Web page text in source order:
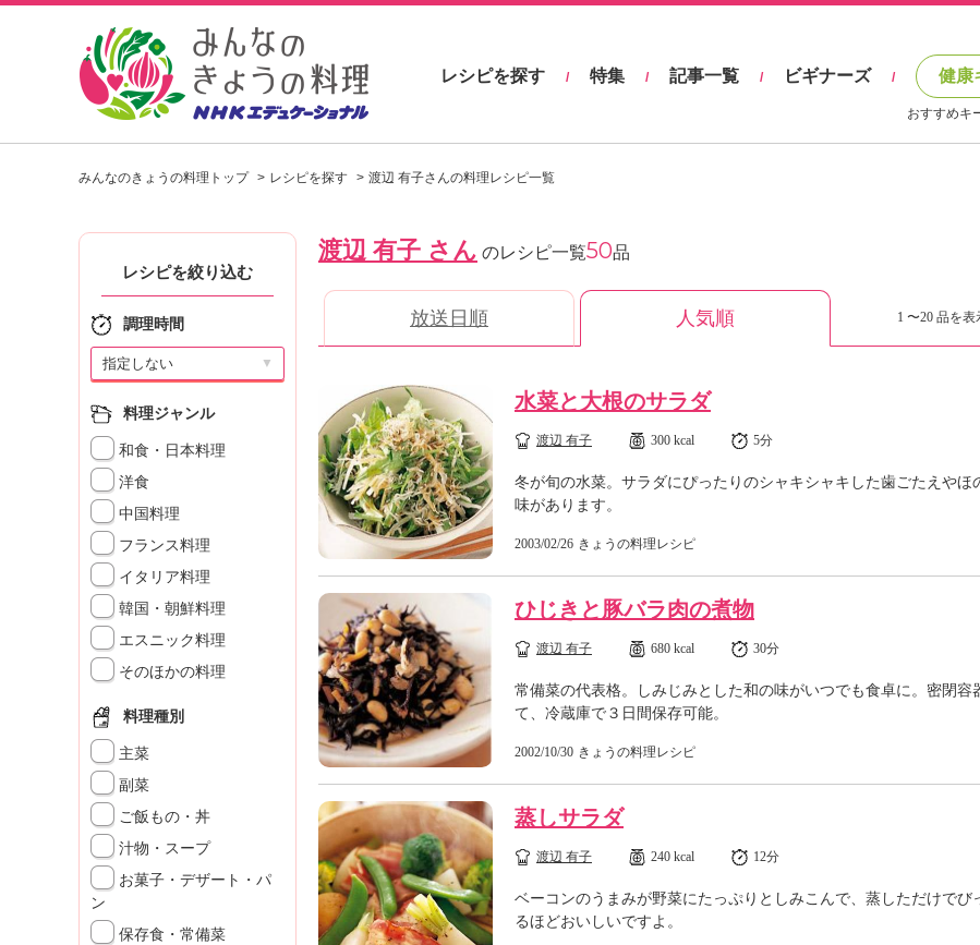
し
シ
を
よ
う
。
N
H
K
エ
デ
ケ
ー
シ
ョ
ナ
ル
「
み
な
の
き
ょ
う
の
料
レシピを探す / 特集 / 記事一覧 / ビギナーズ / 健康
おすすめキ
みんなのきょうの料理トップ レシピを探す 渡辺 有子さんの料理レシピ一覧
レシピを絞り込む
調理時間
▼
料理ジャンル
和食・日本料理
洋食
中国料理
フランス料理
イタリア料理
韓国・朝鮮料理
エスニック料理
そのほかの料理
料理種別
主菜
副菜
ご飯もの・丼
汁物・スープ
お菓子・デザート・パ
ン
保存食・常備菜
渡辺 有子 さん のレシピ一覧50品
放送日順 人気順 1 〜20 品を表
水菜と大根のサラダ
渡辺 有子 300 kcal 5分
冬が旬の水菜。サラダにぴったりのシャキシャキした歯ごたえやほ
味があります。
2003/02/26 きょうの料理レシピ
ひじきと豚バラ肉の煮物
渡辺 有子 680 kcal 30分
常備菜の代表格。しみじみとした和の味がいつでも食卓に。密閉容
て、冷蔵庫で３日間保存可能。
2002/10/30 きょうの料理レシピ
蒸しサラダ
渡辺 有子 240 kcal 12分
ベーコンのうまみが野菜にたっぷりとしみこんで、蒸しただけでび
るほどおいしいですよ。